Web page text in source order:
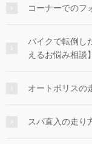
コーナーでのフ
バイクで転倒し
えるお悩み相談】
オートポリスの
スパ直入の走り